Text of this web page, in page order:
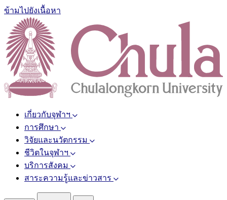
ข้ามไปยังเนื้อหา
เกี่ยวกับจุฬาฯ
การศึกษา
วิจัยและนวัตกรรม
ชีวิตในจุฬาฯ
บริการสังคม
สาระความรู้และข่าวสาร